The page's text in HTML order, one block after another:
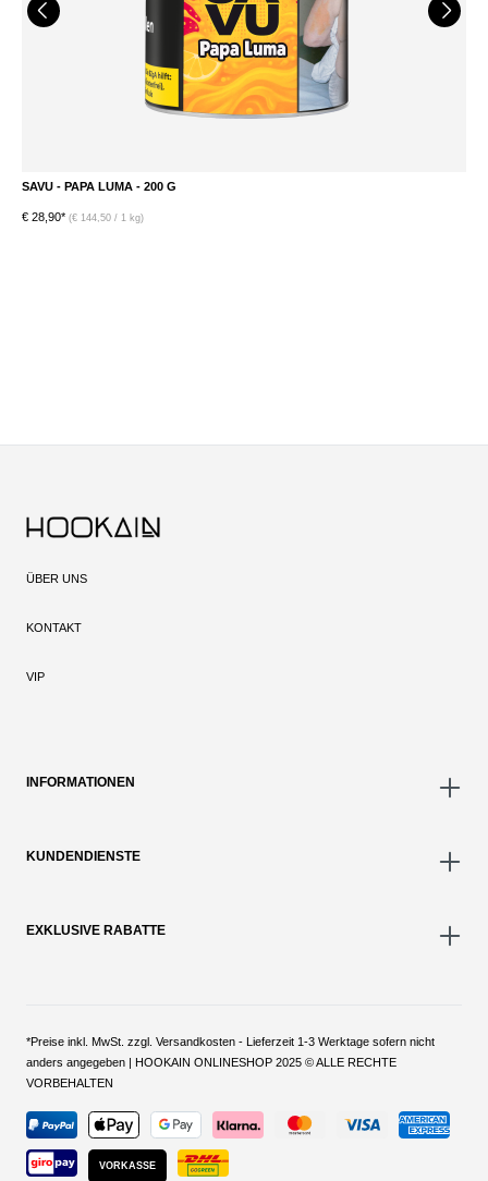
SAVU - PAPA LUMA - 200 G
€ 28,90* (€ 144,50 / 1 kg)
ÜBER UNS
KONTAKT
VIP
INFORMATIONEN
KUNDENDIENSTE
EXKLUSIVE RABATTE
*Preise inkl. MwSt. zzgl. Versandkosten - Lieferzeit 1-3 Werktage sofern nicht
anders angegeben | HOOKAIN ONLINESHOP 2025 © ALLE RECHTE
VORBEHALTEN
VORKASSE